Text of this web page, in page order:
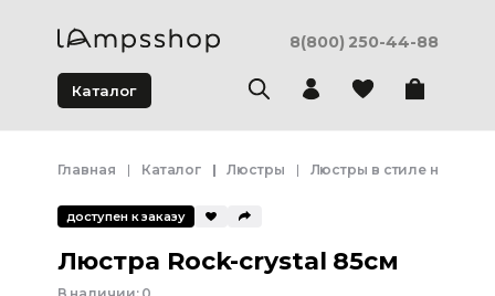
8(800) 250-44-88
Каталог
Главная Каталог Люстры Люстры в стиле
доступен к заказу
Люстра Rock-crystal 85см